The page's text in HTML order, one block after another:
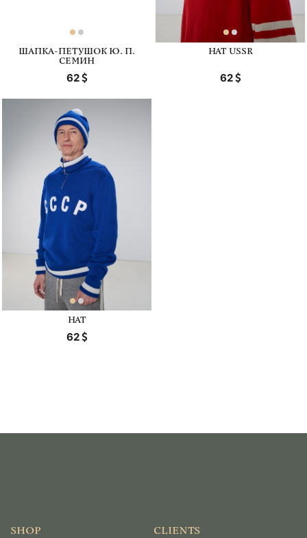
ШАПКА-ПЕТУШОК Ю. П.
СЕМИН
62
HAT USSR
62
HAT
62
SHOP CLIENTS